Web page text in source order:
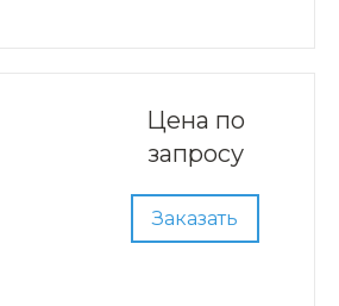
Цена по
запросу
Заказать